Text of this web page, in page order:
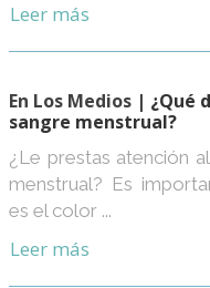
Leer más
En Los Medios | ¿Qué
sangre menstrual?
¿Le prestas atención
menstrual? Es
es el color ...
Leer más